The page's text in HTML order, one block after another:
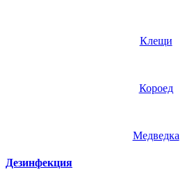
Клещи
Короед
Медведка
Дезинфекция